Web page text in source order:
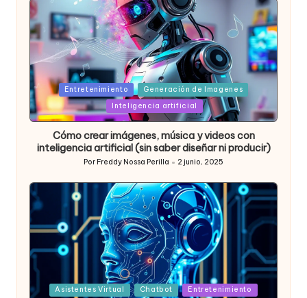
Posted
in
Entretenimiento
Generación de Imagenes
Inteligencia artificial
Cómo crear imágenes, música y videos con
inteligencia artificial (sin saber diseñar ni producir)
Publicado
Por Freddy Nossa Perilla 2 junio, 2025
Posted
Asistentes Virtual Chatbot Entretenimiento